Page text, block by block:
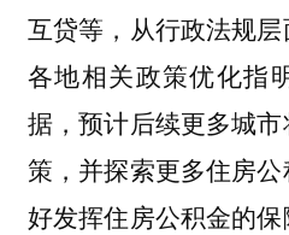
互贷等，从行政法规
各地相关政策优化指
据，预计后续更多城
策，并探索更多住房
好发挥住房公积金的